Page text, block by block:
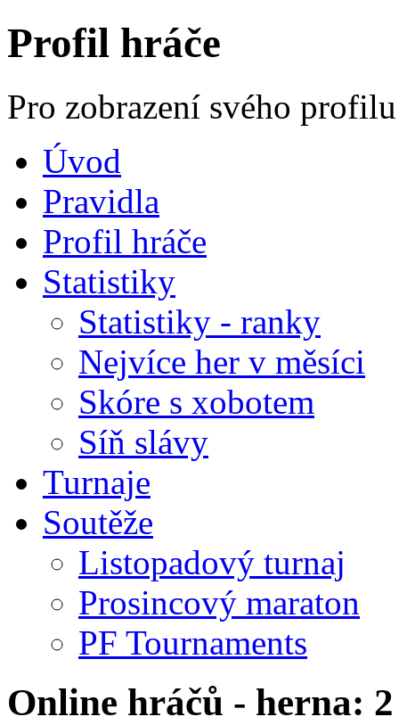
Profil hráče
Pro zobrazení svého
Úvod
Pravidla
Profil hráče
Statistiky
Statistiky - ranky
Nejvíce her v měsíci
Skóre s xobotem
Síň slávy
Turnaje
Soutěže
Listopadový turnaj
Prosincový maraton
PF Tournaments
Online hráčů - herna: 2